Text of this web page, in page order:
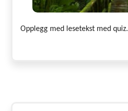
Opplegg med lesetekst med quiz.